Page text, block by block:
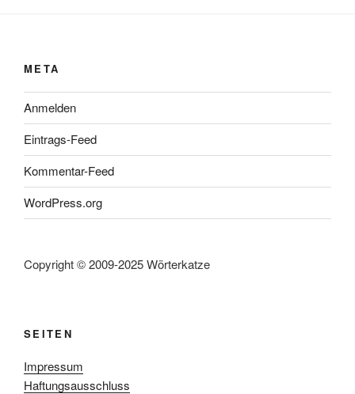
META
Anmelden
Eintrags-Feed
Kommentar-Feed
WordPress.org
Copyright © 2009-2025 Wörterkatze
SEITEN
Impressum
Haftungsausschluss